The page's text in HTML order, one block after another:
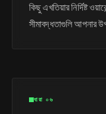
কিছু এখতিয়ার নির্দিষ্ট
সীমাবদ্ধতাগুলি আপনার
ধারা ০৬